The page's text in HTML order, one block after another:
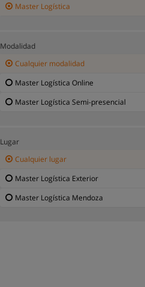
Master Logística
Modalidad
Cualquier modalidad
Master Logística Online
Master Logística Semi-presencial
Lugar
Cualquier lugar
Master Logística Exterior
Master Logística Mendoza